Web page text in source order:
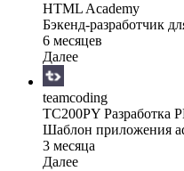
HTML Academy
Бэкенд-разработчик
6 месяцев
Далее
teamcoding
TC200PY Разработка
Шаблон приложения
3 месяца
Далее